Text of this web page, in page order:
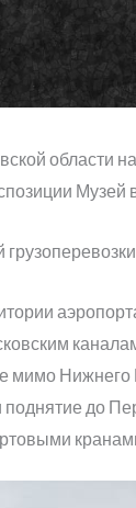
области
мимо Нижнего
поднятие до